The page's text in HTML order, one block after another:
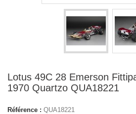
Lotus 49C 28 Emerson
1970 Quartzo QUA18221
Référence : QUA18221